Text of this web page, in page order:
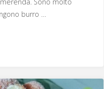
burro …